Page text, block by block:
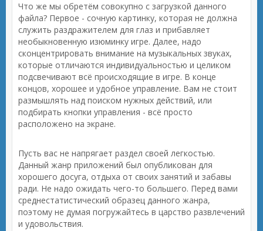
Что же мы обретём совокупно с загрузкой данного
файла? Первое - сочную картинку, которая не должна
служить раздражителем для глаз и прибавляет
необыкновенную изюминку игре. Далее, надо
сконцентрировать внимание на музыкальных звуках,
которые отличаются индивидуальностью и целиком
подсвечивают всё происходящие в игре. В конце
концов, хорошее и удобное управление. Вам не стоит
размышлять над поиском нужных действий, или
подбирать кнопки управления - всё просто
расположено на экране.
Пусть вас не напрягает раздел своей легкостью.
Данный жанр приложений был опубликован для
хорошего досуга, отдыха от своих занятий и забавы
ради. Не надо ожидать чего-то большего. Перед вами
среднестатистический образец данного жанра,
поэтому не думая погружайтесь в царство развлечений
и удовольствия.